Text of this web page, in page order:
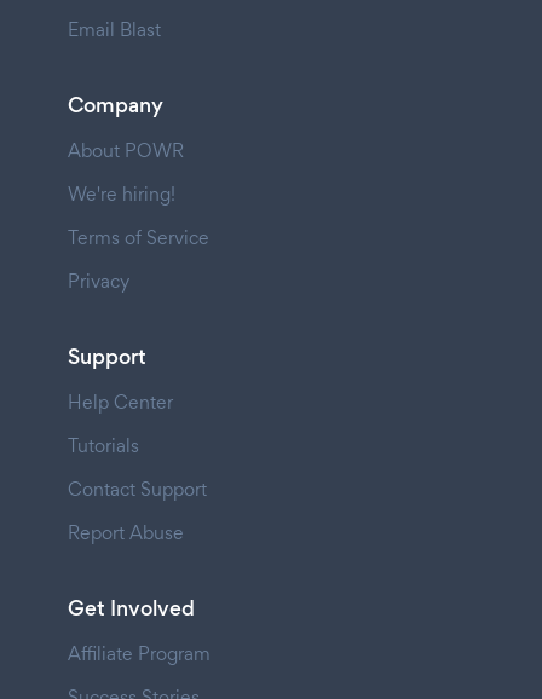
Email Blast
Company
About POWR
We're hiring!
Terms of Service
Privacy
Support
Help Center
Tutorials
Contact Support
Report Abuse
Get Involved
Affiliate Program